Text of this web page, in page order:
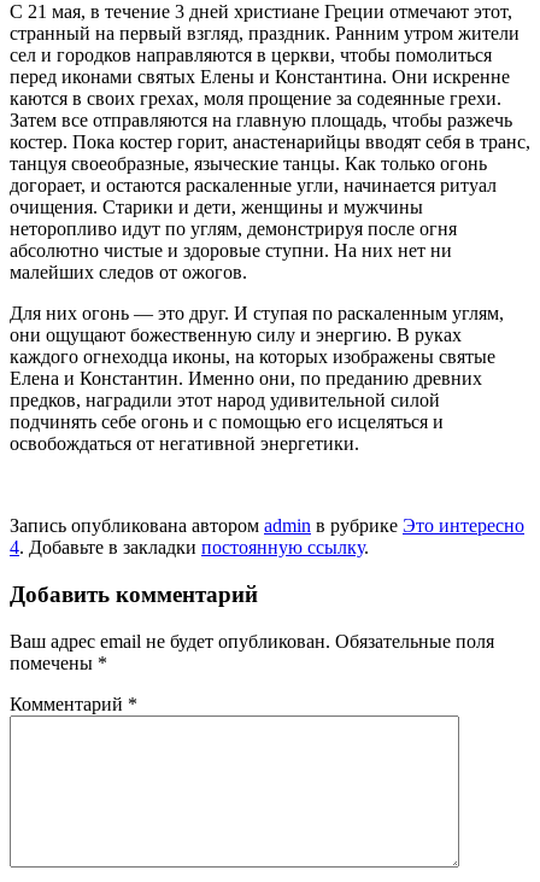
С 21 мая, в течение 3 дней христиане Греции отмечают этот,
странный на первый взгляд, праздник. Ранним утром жители
сел и городков направляются в церкви, чтобы помолиться
перед иконами святых Елены и Константина. Они искренне
каются в своих грехах, моля прощение за содеянные грехи.
Затем все отправляются на главную площадь, чтобы разжечь
костер. Пока костер горит, анастенарийцы вводят себя в транс,
танцуя своеобразные, языческие танцы. Как только огонь
догорает, и остаются раскаленные угли, начинается ритуал
очищения. Старики и дети, женщины и мужчины
неторопливо идут по углям, демонстрируя после огня
абсолютно чистые и здоровые ступни. На них нет ни
малейших следов от ожогов.
Для них огонь — это друг. И ступая по раскаленным углям,
они ощущают божественную силу и энергию. В руках
каждого огнеходца иконы, на которых изображены святые
Елена и Константин. Именно они, по преданию древних
предков, наградили этот народ удивительной силой
подчинять себе огонь и с помощью его исцеляться и
освобождаться от негативной энергетики.
Запись опубликована автором admin в рубрике Это интересно
4. Добавьте в закладки постоянную ссылку.
Добавить комментарий
Ваш адрес email не будет опубликован. Обязательные поля
помечены *
Комментарий *